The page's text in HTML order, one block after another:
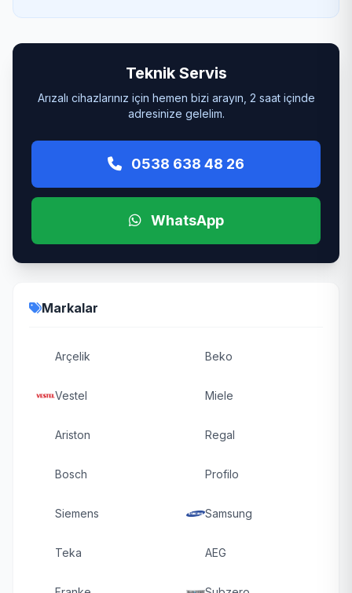
Teknik Servis
Arızalı cihazlarınız için hemen bizi arayın, 2 saat içinde
adresinize gelelim.
0538 638 48 26
WhatsApp
Markalar
Arçelik Beko
Vestel Miele
Ariston Regal
Bosch Profilo
Siemens Samsung
Teka AEG